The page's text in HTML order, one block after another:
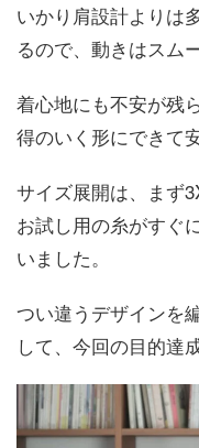
いかり肩設計よりは
るので、動きはスムー
着心地にも不安が残
得のいく形にできて
サイズ展開は、まず
お試し用の糸がすぐ
いました。
つい違うデザインを
して、今回の目的達